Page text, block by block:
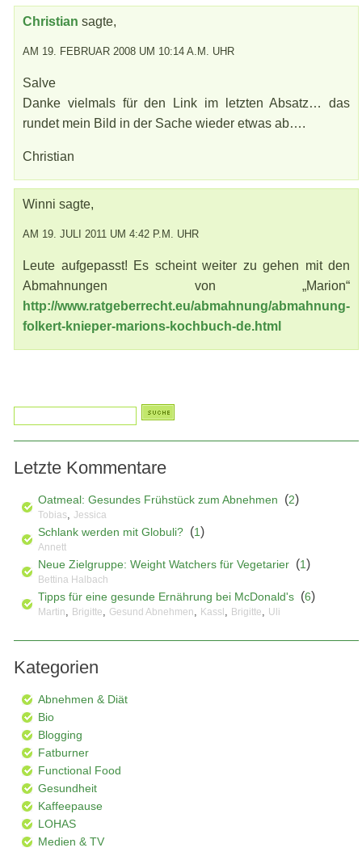
Christian sagte,
AM 19. FEBRUAR 2008 UM 10:14 A.M. UHR
Salve
Danke vielmals für den Link im letzten Absatz… das
rundet mein Bild in der Sache wieder etwas ab….
Christian
Winni sagte,
AM 19. JULI 2011 UM 4:42 P.M. UHR
Leute aufgepasst! Es scheint weiter zu gehen mit den
Abmahnungen von „Marion“
http://www.ratgeberrecht.eu/abmahnung/abmahnung-
folkert-knieper-marions-kochbuch-de.html
Letzte Kommentare
Oatmeal: Gesundes Frühstück zum Abnehmen (2)
Tobias, Jessica
Schlank werden mit Globuli? (1)
Annett
Neue Zielgruppe: Weight Watchers für Vegetarier (1)
Bettina Halbach
Tipps für eine gesunde Ernährung bei McDonald's (6)
Martin, Brigitte, Gesund Abnehmen, Kassl , Brigitte, Uli
Kategorien
Abnehmen & Diät
Bio
Blogging
Fatburner
Functional Food
Gesundheit
Kaffeepause
LOHAS
Medien & TV